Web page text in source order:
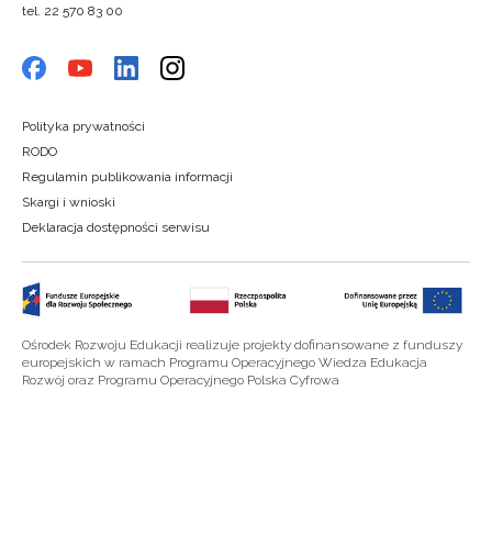
tel. 22 570 83 00
Polityka prywatności
RODO
Regulamin publikowania informacji
Skargi i wnioski
Deklaracja dostępności serwisu
Ośrodek Rozwoju Edukacji realizuje projekty dofinansowane z funduszy
europejskich w ramach Programu Operacyjnego Wiedza Edukacja
Rozwój oraz Programu Operacyjnego Polska Cyfrowa